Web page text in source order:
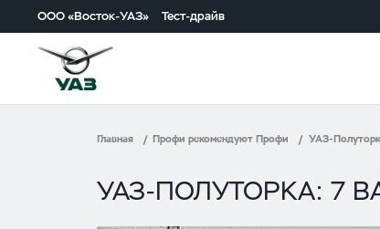
ООО «Восток-УАЗ» Тест-драйв
Главная Профи рекомендуют Профи УАЗ-
УАЗ-ПОЛУТОРКА: 7